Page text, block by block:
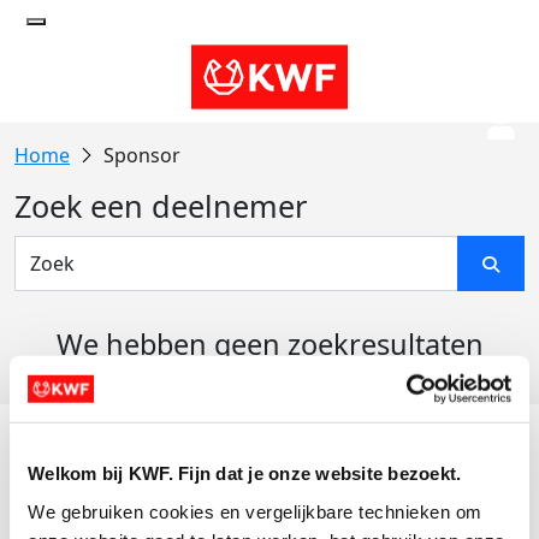
Welkom bij KWF. Fijn dat je onze website bezoekt.
We gebruiken cookies en vergelijkbare technieken om
Sponsor
Zoek een deelnemer
We hebben geen zoekresultaten
Actiematerialen
Evenementen